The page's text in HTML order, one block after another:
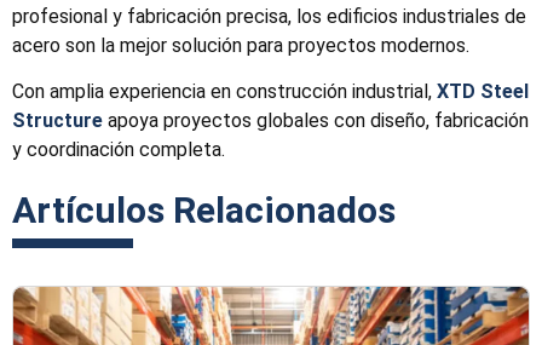
profesional y fabricación precisa, los edificios industriales de
acero son la mejor solución para proyectos modernos.
Con amplia experiencia en construcción industrial, XTD Steel
Structure apoya proyectos globales con diseño, fabricación
y coordinación completa.
Artículos Relacionados